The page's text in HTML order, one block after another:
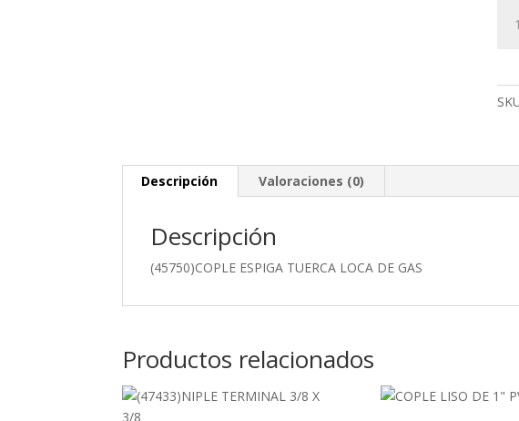
Descripción Valoraciones (0)
Descripción
(45750)COPLE ESPIGA TUERCA LOCA DE GAS
Productos relacionados